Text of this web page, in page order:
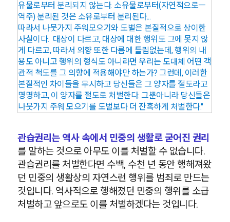
유물로부터 분리되지 않는다. 소유물로부터(자연적으로ㅡ
역주) 분리된 것은 소유로부터 분리된다...
따라서 나뭇가지 주워모으기와 도벌은 본질적으로 상이한
사실이다. 대상이 다르고, 대상에 대한 행위도 그에 못지 않
게 다르고, 따라서 의향 또한 다름에 틀림없는데, 행위의 내
용도 아니고 행위의 형식도 아니라면 우리는 도대체 어떤 객
관적 척도를 그 의향에 적용해야만 하는가? 그런데, 이러한
본질적인 차이들을 무시하고 당신들은 그 양자를 절도라고
명명하고, 이 양자를 절도로 처벌한다. 그뿐아니라 당신들은
나뭇가지 주워 모으기를 도벌보다 더 잔혹하게 처벌한다."
관습권리는 역사 속에서 민중의 생활로 굳어진 권리
를 말하는 것으로 아무도 이를 처벌할 수 없습니다.
관습권리를 처벌한다면 수백, 수천 년 동안 행해져왔
던 민중의 생활상의 자연스런 행위를 범죄로 만드는
것입니다. 역사적으로 행해졌던 민중의 행위를 소급
처벌하고 앞으로도 이를 처벌하겠다는 것입니다.